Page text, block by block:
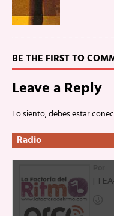
BE THE FIRST TO
Leave a Reply
Lo siento, debes estar
Radio